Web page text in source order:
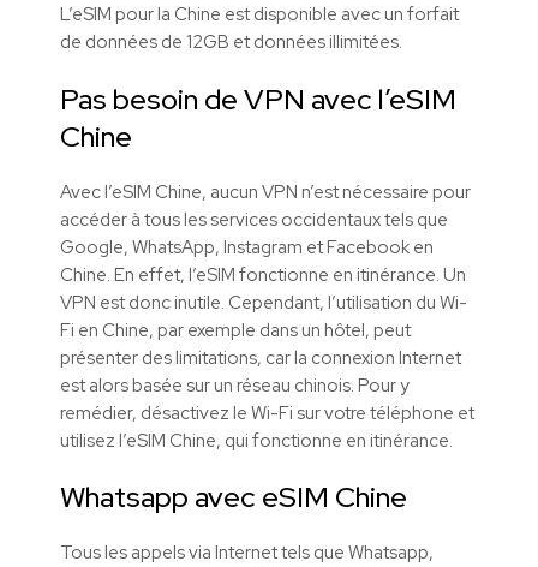
L’eSIM pour la Chine est disponible avec un forfait
de données de 12GB et données illimitées.
Pas besoin de VPN avec l’eSIM
Chine
Avec l’eSIM Chine, aucun VPN n’est nécessaire pour
accéder à tous les services occidentaux tels que
Google, WhatsApp, Instagram et Facebook en
Chine. En effet, l’eSIM fonctionne en itinérance. Un
VPN est donc inutile. Cependant, l’utilisation du Wi-
Fi en Chine, par exemple dans un hôtel, peut
présenter des limitations, car la connexion Internet
est alors basée sur un réseau chinois. Pour y
remédier, désactivez le Wi-Fi sur votre téléphone et
utilisez l’eSIM Chine, qui fonctionne en itinérance.
Whatsapp avec eSIM Chine
Tous les appels via Internet tels que Whatsapp,